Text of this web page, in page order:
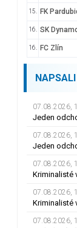
15. FK
16. SK
16. FC Zlín
07.08.2026,
07.08.2026,
07.08.2026,
07.08.2026,
07.08.2026,